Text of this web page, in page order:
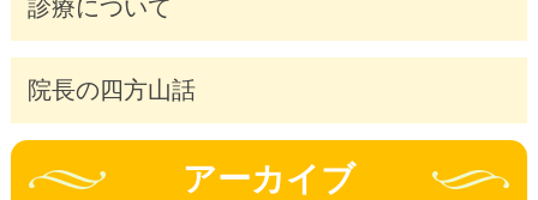
診療について
院長の四方山話
アーカイブ